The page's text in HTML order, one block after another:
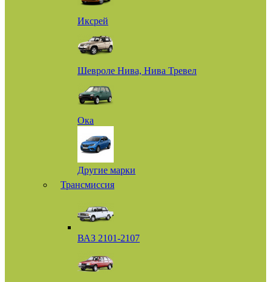
Иксрей
Шевроле Нива, Нива Тревел
Ока
Другие марки
Трансмиссия
ВАЗ 2101-2107